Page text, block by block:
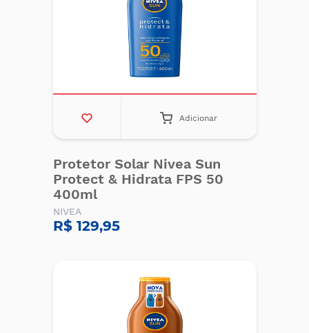
Adicionar
Protetor Solar Nivea Sun
Protect & Hidrata FPS 50
400ml
NIVEA
R$ 129,95